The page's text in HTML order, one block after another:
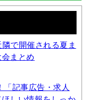
隣で開催される夏ま
まとめ
「記事広告・求人